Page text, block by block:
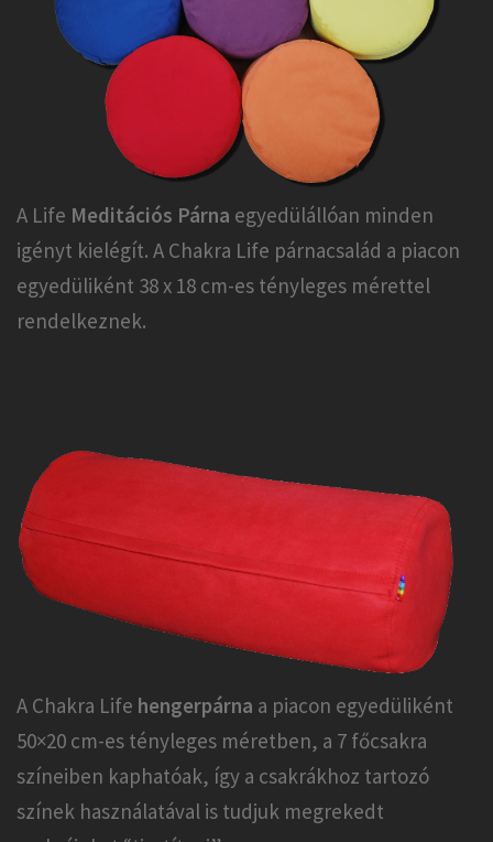
A Life Meditációs Párna egyedülállóan minden
igényt kielégít. A Chakra Life párnacsalád a piacon
egyedüliként 38 x 18 cm-es tényleges mérettel
rendelkeznek.
A Chakra Life hengerpárna a piacon egyedüliként
50×20 cm-es tényleges méretben, a 7 főcsakra
színeiben kaphatóak, így a csakrákhoz tartozó
színek használatával is tudjuk megrekedt